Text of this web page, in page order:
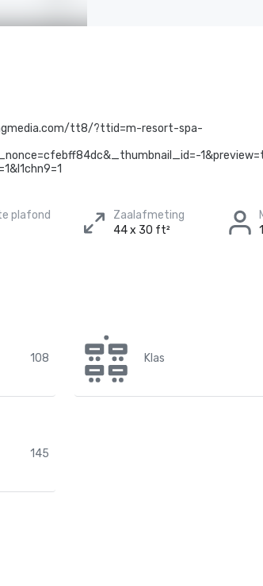
tt8/?ttid=m-resort-spa-
plafond
Zaalafmeting
44 x 30 ft²
108 Klas
145